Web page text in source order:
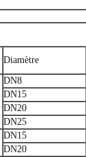
Diamètre
DN8
DN15
DN20
DN25
DN15
DN20